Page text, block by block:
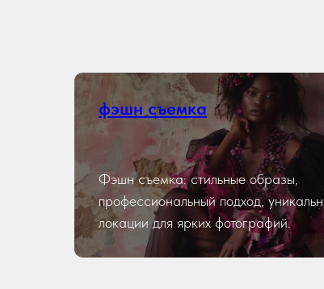
фэшн съемка
Фэшн съемка: стильные образы,
профессиональный подход,
локации для ярких фотографий.